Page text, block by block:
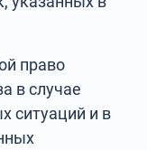
право
в случае
ситуаций и в